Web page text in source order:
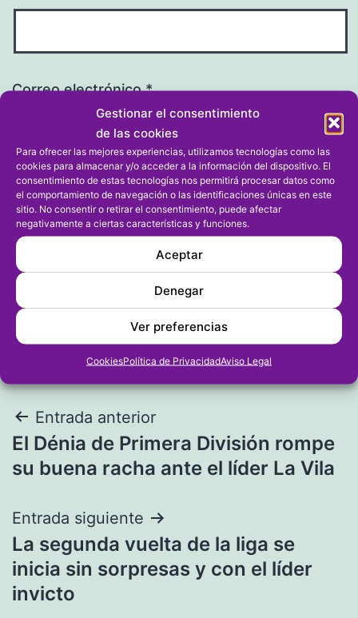
Gestionar el consentimiento
de las cookies
Para ofrecer las mejores experiencias, utilizamos tecnologías como las
cookies para almacenar y/o acceder a la información del dispositivo. El
consentimiento de estas tecnologías nos permitirá procesar datos como
el comportamiento de navegación o las identificaciones únicas en este
sitio. No consentir o retirar el consentimiento, puede afectar
negativamente a ciertas características y funciones.
Aceptar
Denegar
Ver preferencias
CookiesPolítica de PrivacidadAviso Legal
Correo electrónico*
Web
Navegación
de
Entrada anterior
El Dénia de Primera División rompe
su buena racha ante el líder La Vila
Entrada siguiente
La segunda vuelta de la liga se
inicia sin sorpresas y con el líder
invicto